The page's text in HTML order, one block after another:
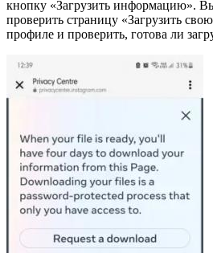
кнопку «Загрузить информацию».
проверить страницу «Загрузить
профиле и проверить, готова ли